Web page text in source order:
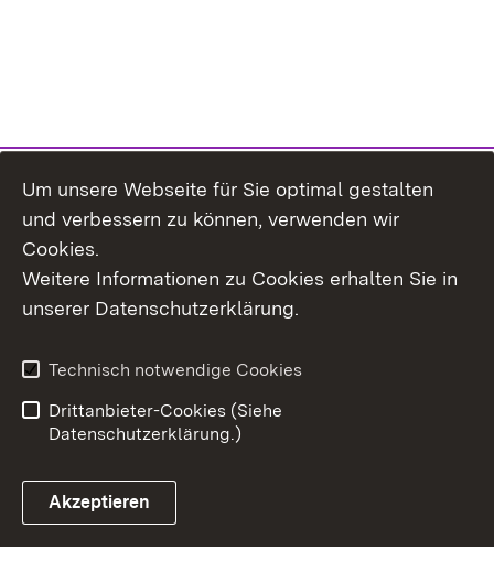
Erklärung zur
Benutzungshinweise
Um unsere Webseite für Sie optimal gestalten
und verbessern zu können, verwenden wir
Cookies.
Weitere Informationen zu Cookies erhalten Sie in
unserer Datenschutzerklärung.
Technisch notwendige Cookies
Drittanbieter-Cookies (Siehe
Datenschutzerklärung.)
Akzeptieren